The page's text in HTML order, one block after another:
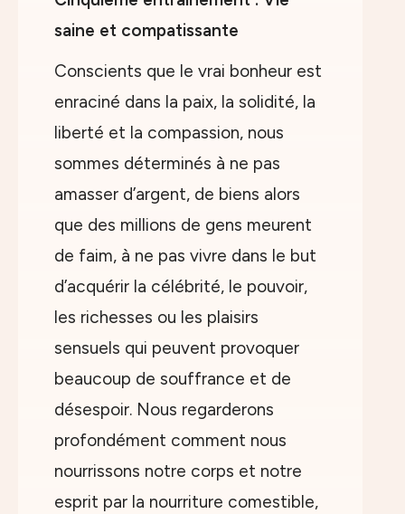
saine et compatissante
Conscients que le vrai bonheur est
enraciné dans la paix, la solidité, la
liberté et la compassion, nous
sommes déterminés à ne pas
amasser d’argent, de biens alors
que des millions de gens meurent
de faim, à ne pas vivre dans le but
d’acquérir la célébrité, le pouvoir,
les richesses ou les plaisirs
sensuels qui peuvent provoquer
beaucoup de souffrance et de
désespoir. Nous regarderons
profondément comment nous
nourrissons notre corps et notre
esprit par la nourriture comestible,